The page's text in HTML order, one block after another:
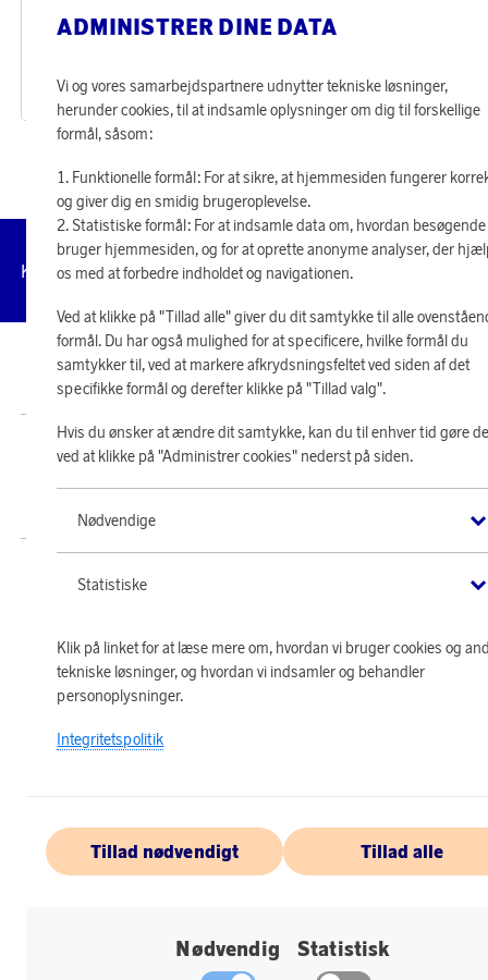
Lexington
Optjen 888 point
37 000 point
888 kr
Lexington
Optjen 167 point
6 950 point
167 kr
ADMINISTRER DINE DATA
Vi og vores samarbejdspartnere udnytter tekniske løsninger,
herunder cookies, til at indsamle oplysninger om dig til forskellige
formål, såsom:
Funktionelle formål: For at sikre, at hjemmesiden fungerer
og giver dig en smidig brugeroplevelse.
Statistiske formål: For at indsamle data om, hvordan besøgende
bruger hjemmesiden, og for at oprette anonyme analyser, der
os med at forbedre indholdet og navigationen.
Ved at klikke på "Tillad alle" giver du dit samtykke til alle
formål. Du har også mulighed for at specificere, hvilke formål du
samtykker til, ved at markere afkrydsningsfeltet ved siden af det
specifikke formål og derefter klikke på "Tillad valg".
Hvis du ønsker at ændre dit samtykke, kan du til enhver tid gøre
ved at klikke på "Administrer cookies" nederst på siden.
Nødvendige
Statistiske
Klik på linket for at læse mere om, hvordan vi bruger cookies og
tekniske løsninger, og hvordan vi indsamler og behandler
personoplysninger.
Integritetspolitik
Tillad nødvendigt Tillad alle
Nødvendig Statistisk
Kundeservice Vilkår Privatlivspolitik
Administrer
© 2026 Scandinavian Airlines System-Denmark-Norway-Sweden, org.nr
902001-7720, 195 87 Stockholm
Butik SAS EuroBonus drives af Crossroads Loyalty Solutions ApS (Park Allé
295, 2., 2605 Brøndby).
Copyright © 2026 Crossroads Loyalty Solutions ApS. Alle rettigheder